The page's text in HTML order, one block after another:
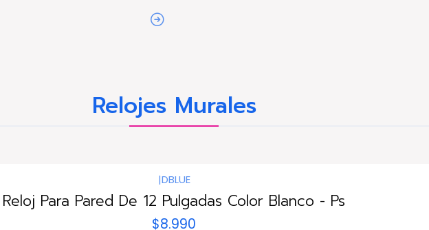
Relojes Murales
|DBLUE
Reloj Para Pared De 12 Pulgadas Color Blanco - Ps
$8.990